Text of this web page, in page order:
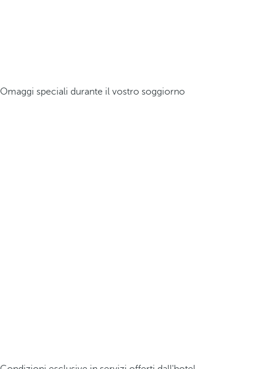
Omaggi speciali durante il vostro soggiorno